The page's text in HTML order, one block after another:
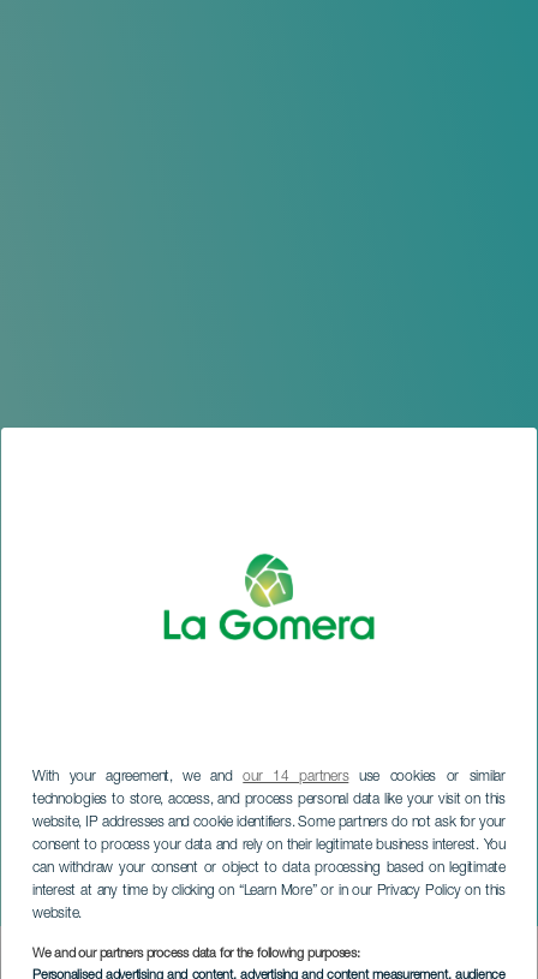
With your agreement, we andour 14 partnersuse cookies or similar
technologies to store, access, and process personal data like your visit on this
website, IP addresses and cookie identifiers. Some partners do not ask for your
consent to process your data and rely on their legitimate business interest. You
can withdraw your consent or object to data processing based on legitimate
interest at any time by clicking on “Learn More” or in our Privacy Policy on this
website.
We and our partners process data for the following purposes:
Personalised advertising and content, advertising and content measurement, audience
Barnas galla-karneval
LA GOMERA
Imagen